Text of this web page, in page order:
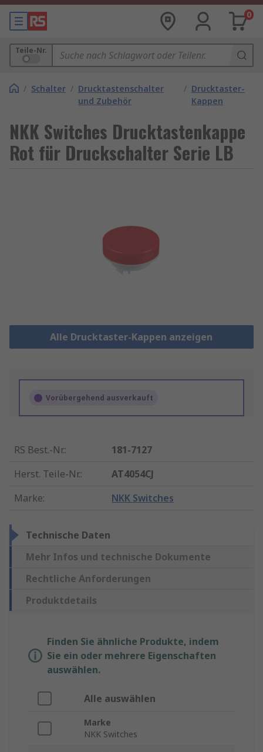
0
Teile-Nr.
/ Schalter / Drucktastenschalter
und Zubehör
/ Drucktaster-
Kappen
NKK Switches Drucktastenkappe
Rot für Druckschalter Serie LB
Alle Drucktaster-Kappen anzeigen
Vorübergehend ausverkauft
RS Best.-Nr.:
181-7127
Herst. Teile-Nr.:
AT4054CJ
Marke: NKK Switches
Technische Daten
Mehr Infos und technische Dokumente
Rechtliche Anforderungen
Produktdetails
Finden Sie ähnliche Produkte, indem
Sie ein oder mehrere Eigenschaften
auswählen.
Alle auswählen
Marke
NKK Switches